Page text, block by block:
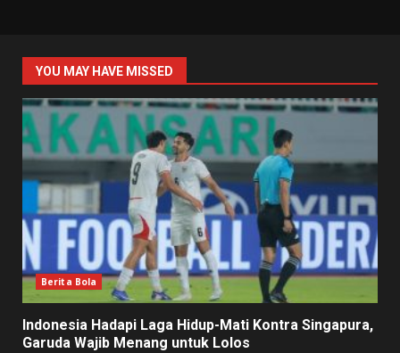
YOU MAY HAVE MISSED
Berita Bola
Indonesia Hadapi Laga Hidup-Mati Kontra Singapura,
Garuda Wajib Menang untuk Lolos